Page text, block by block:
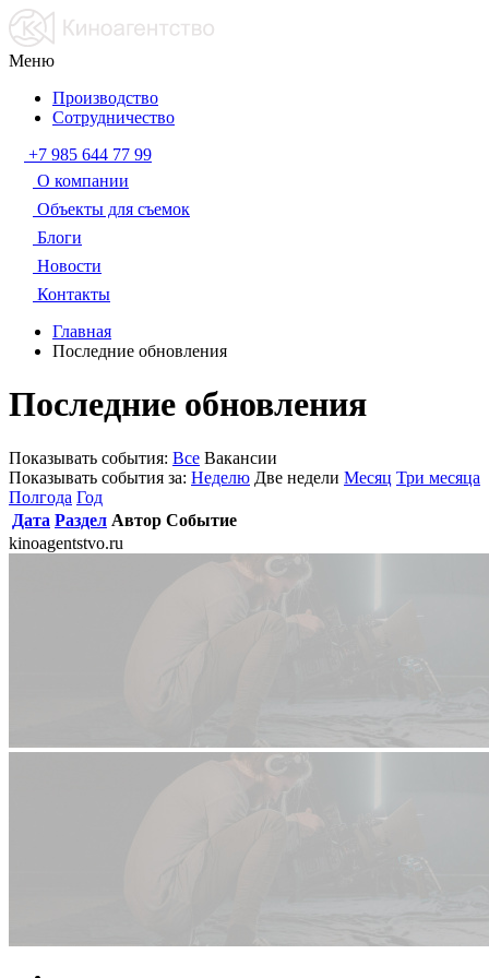
Меню
Производство
Сотрудничество
+7 985 644 77 99
О компании
Объекты для съемок
Блоги
Новости
Контакты
Главная
Последние обновления
Последние обновления
Показывать события: Все Вакансии
Показывать события за: Неделю Две недели Месяц Три месяца
Полгода Год
Дата Раздел Автор Событие
kinoagentstvo.ru